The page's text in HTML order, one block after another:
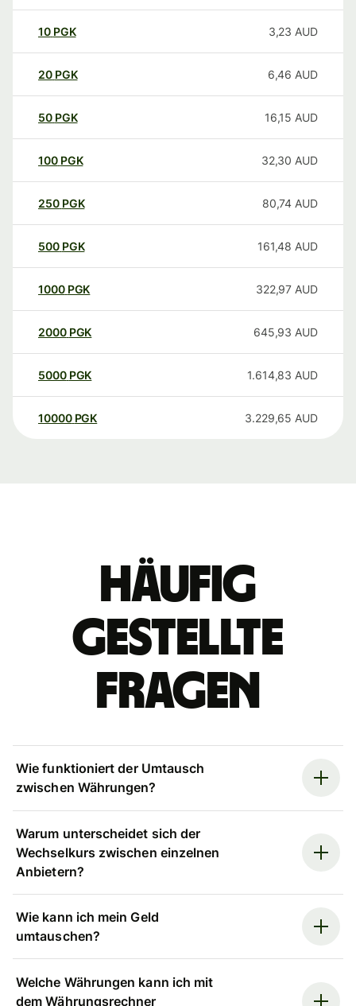
10 PGK 3,23 AUD
20 PGK 6,46 AUD
50 PGK 16,15 AUD
100 PGK 32,30 AUD
250 PGK 80,74 AUD
500 PGK 161,48 AUD
1000 PGK 322,97 AUD
2000 PGK 645,93 AUD
5000 PGK 1.614,83 AUD
10000 PGK 3.229,65 AUD
Häufig
gestellte
Fragen
Wie funktioniert der Umtausch
zwischen Währungen?
Warum unterscheidet sich der
Wechselkurs zwischen einzelnen
Anbietern?
Wie kann ich mein Geld
umtauschen?
Welche Währungen kann ich mit
dem Währungsrechner